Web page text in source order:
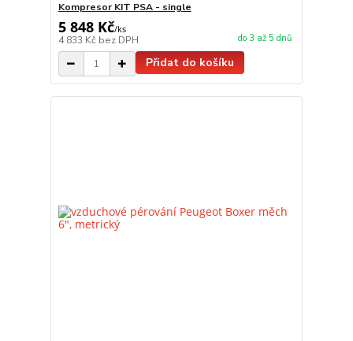
Kompresor KIT PSA - single
5 848 Kč/ks
4 833 Kč bez DPH do 3 až 5 dnů
Přidat do košíku